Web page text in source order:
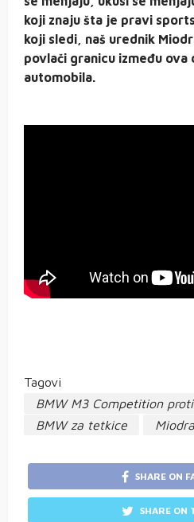
koji znaju šta je pravi
koji sledi, naš urednik
povlači granicu između ova
automobila.
Tagovi
BMW M3 Competition
BMW za tetkice
SHARE ON
SHARE ON